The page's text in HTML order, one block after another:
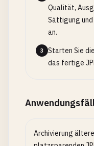
Qualität,
Sättigung
an.
3
Starten Sie
das fertige
Archivierung